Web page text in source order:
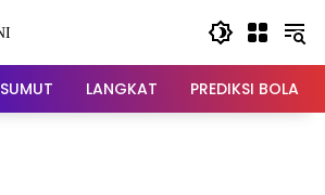
SUMUT LANGKAT PREDIKSI BOLA